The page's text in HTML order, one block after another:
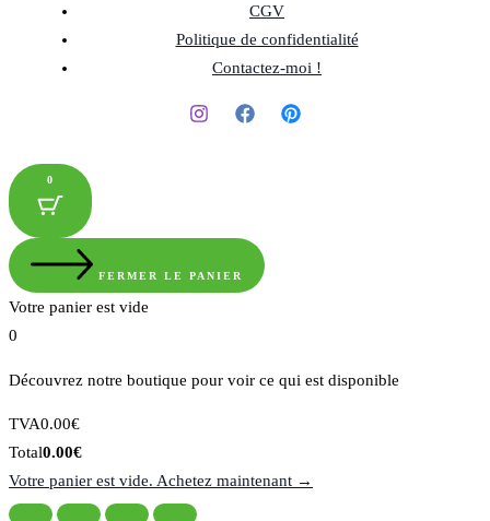
CGV
Politique de confidentialité
Contactez-moi !
0
FERMER LE PANIER
Votre panier est vide
0
Découvrez notre boutique pour voir ce qui est disponible
Montant
de
la
taxe:
TVA0.00€
Total
du
panier:
Total0.00€
Votre panier est vide. Achetez maintenant →